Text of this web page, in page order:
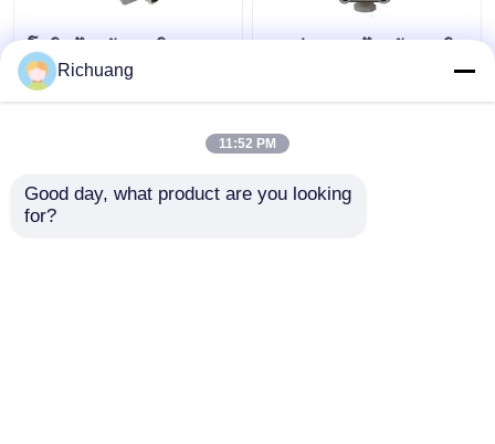
โซกิตป้องกันระเบิด
ภายนอก 220 วอลต์ ห้า
หลุมเปิดเผย ซ่อน 16A
86 ประเภท ป้องกันระเบิด
Richuang
11:52 PM
Good day, what product are you looking
for?